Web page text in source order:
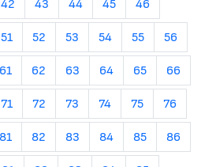
42 43 44 45 46
51 52 53 54 55 56
61 62 63 64 65 66
71 72 73 74 75 76
81 82 83 84 85 86